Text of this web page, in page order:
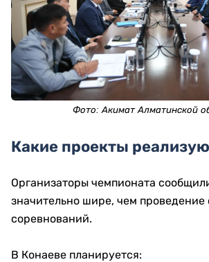
Фото: Акимат Алматинской
Какие проекты
Организаторы чемпионата
значительно шире, чем проведение
соревнований.
В Конаеве планируется: